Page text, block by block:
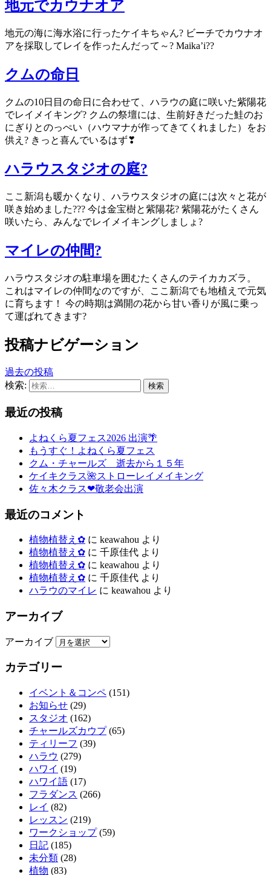
地元でカウナオア
地元の海に海水浴に行ったケイキちゃん? ビーチでカウナオ
アを採取してレイを作ったんだって～? Maika’i??
クムの命日
クムの10日目の命日に合わせて、ハラウの庭に咲いた紫陽花
でレイメイキング? クムの祭壇には、生前好きだった鮭のお
にぎりとのっぺい（ハウマナが作ってきてくれました）をお
供え? きっと喜んでいるはず❣
ハラウスタジオの庭?
ここ新潟も暖かくなり、ハラウスタジオの庭には次々と花が
咲き始めました??? 今は金宝樹と紫陽花? 紫陽花がたくさん
咲いたら、みんなでレイメイキングしましょ?
マイレの仲間?
ハラウスタジオの駐車場を囲むたくさんのテイカカズラ。
これはマイレの仲間なのですが、ここ新潟でも地植えで元気
に育ちます！ 今の時期は満開の花から甘い香りが風に乗っ
て運ばれてきます?
投稿ナビゲーション
過去の投稿
検索:
最近の投稿
よねくら夏フェス2026 出演🌴
もうすぐ！よねくら夏フェス
クム・チャールズ 逝去から１５年
ケイキクラス🌺ストローレイメイキング
佐々木クラス❤敬老会出演
最近のコメント
植物植替え✿ に keawahou より
植物植替え✿ に 千原佳代 より
植物植替え✿ に keawahou より
植物植替え✿ に 千原佳代 より
ハラウのマイレ に keawahou より
アーカイブ
アーカイブ
カテゴリー
イベント＆コンペ (151)
お知らせ (29)
スタジオ (162)
チャールズカウプ(65)
ティリーフ (39)
ハラウ (279)
ハワイ (19)
ハワイ語 (17)
フラダンス (266)
レイ (82)
レッスン (219)
ワークショップ(59)
日記 (185)
未分類 (28)
植物 (83)